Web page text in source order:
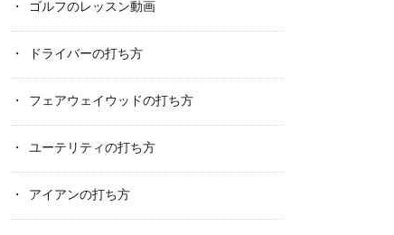
ゴルフのレッスン動画
ドライバーの打ち方
フェアウェイウッドの打ち方
ユーテリティの打ち方
アイアンの打ち方